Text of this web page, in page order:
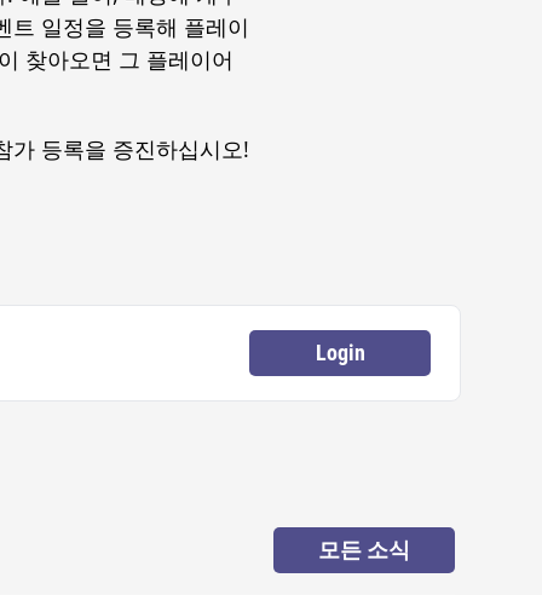
트 일정을 등록해 플레이
찾아오면 그 플레이어
등록을 증진하십시오!
Login
모든 소식